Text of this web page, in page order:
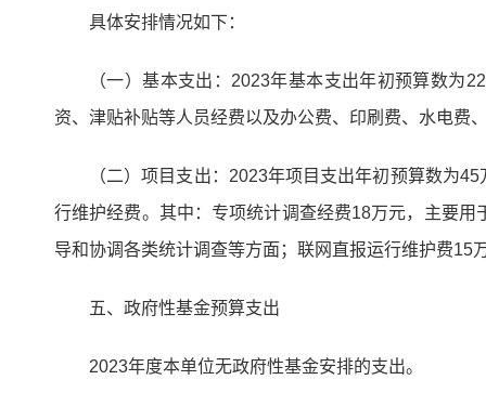
具体安排情况如下：
（一）基本支出：2023年基本支出年初预算数为
资、津贴补贴等人员经费以及办公费、印刷费、水电费
（二）项目支出：2023年项目支出年初预算数为
行维护经费。其中：专项统计调查经费18万元，主要
导和协调各类统计调查等方面；联网直报运行维护费
五、政府性基金预算支出
2023年度本单位无政府性基金安排的支出。